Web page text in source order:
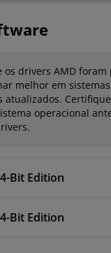
os drivers AMD foram
melhor em sistemas
atualizados.
operacional
Bit Edition
Bit Edition